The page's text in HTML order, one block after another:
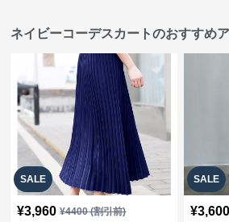
ネイビーコーデスカートのおすすめ
SALE
¥3,960 ¥4400(割引前)
SALE
¥3,600